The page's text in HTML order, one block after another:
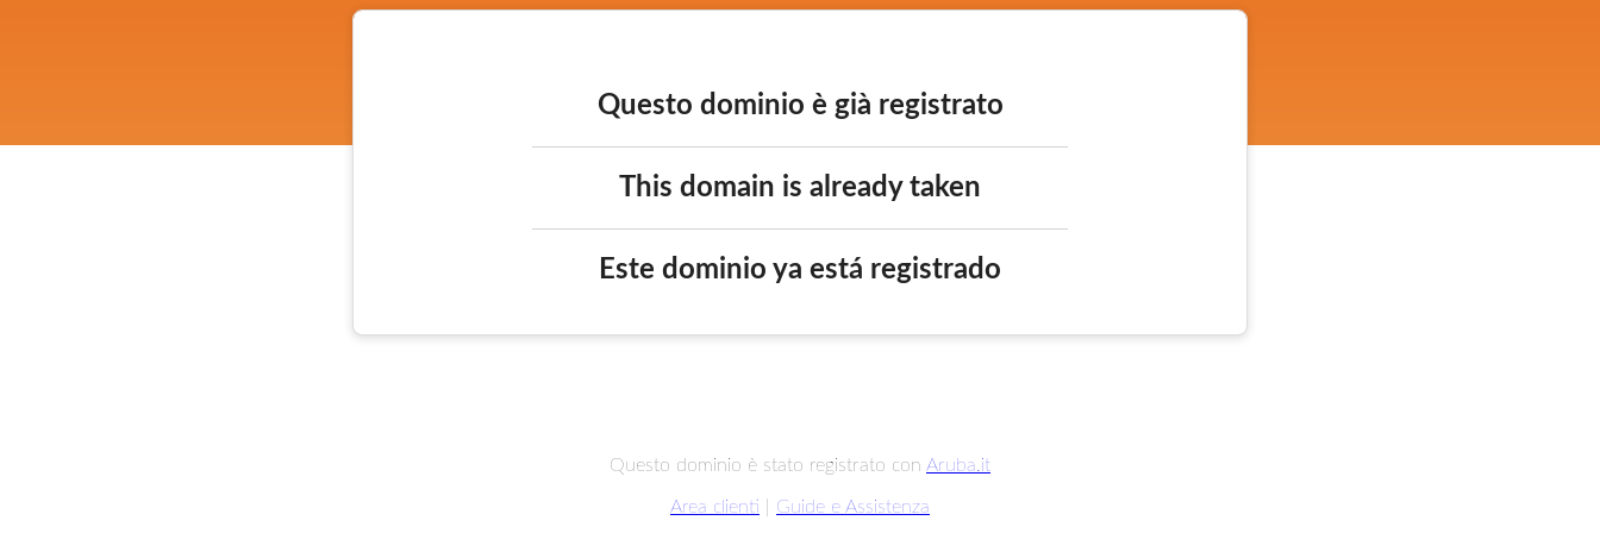
Questo dominio è già registrato
This domain is already taken
Este dominio ya está registrado
Questo dominio è stato registrato con Aruba.it
Area clienti Guide e Assistenza